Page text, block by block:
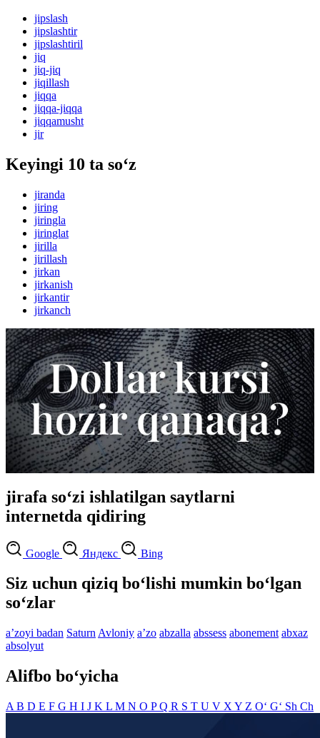
jipslash
jipslashtir
jipslashtiril
jiq
jiq-jiq
jiqillash
jiqqa
jiqqa-jiqqa
jiqqamusht
jir
Keyingi 10 ta so‘z
jiranda
jiring
jiringla
jiringlat
jirilla
jirillash
jirkan
jirkanish
jirkantir
jirkanch
jirafa so‘zi ishlatilgan saytlarni
internetda qidiring
Google Яндекс Bing
Siz uchun qiziq bo‘lishi mumkin bo‘lgan
so‘zlar
aʼzoyi badan Saturn Avloniy aʼzo abzalla abssess abonement abxaz
absolyut
Alifbo bo‘yicha
A B D E F G H I J K L M N O PQ R S T U V X Y Z O‘ G‘ Sh Ch